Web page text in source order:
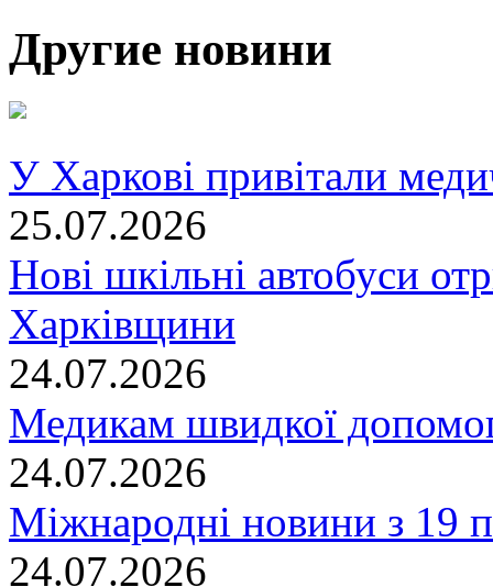
Другие новини
У Харкові привітали
25.07.2026
Нові шкільні автобуси
Харківщини
24.07.2026
Медикам швидкої
24.07.2026
Міжнародні новини з 19
24.07.2026